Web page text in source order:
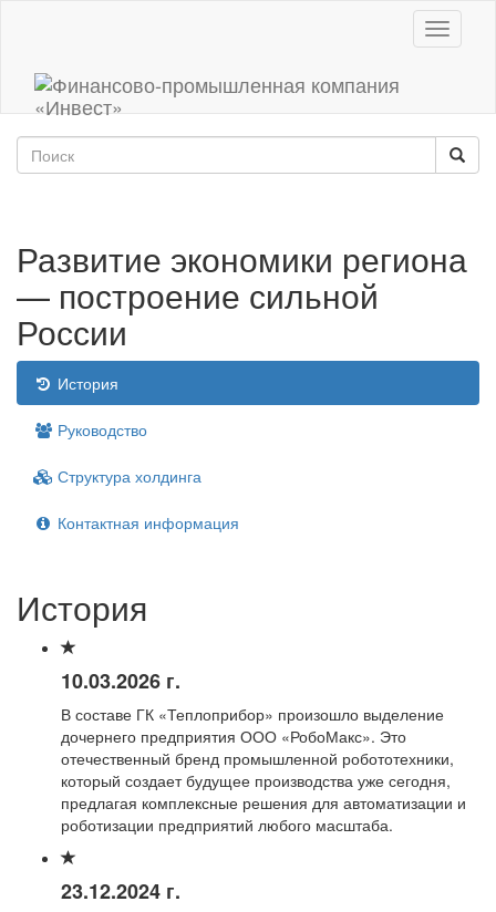
Toggle
Развитие экономики региона
— построение сильной
России
История
Руководство
Структура холдинга
Контактная информация
История
10.03.2026 г.
В составе ГК «Теплоприбор» произошло выделение
дочернего предприятия ООО «РобоМакс». Это
отечественный бренд промышленной робототехники,
который создает будущее производства уже сегодня,
предлагая комплексные решения для автоматизации и
роботизации предприятий любого масштаба.
23.12.2024 г.